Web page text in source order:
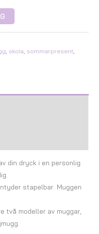
skola sommarpresent
din dryck i en personlig
stapelbar. Muggen
två modeller av muggar,